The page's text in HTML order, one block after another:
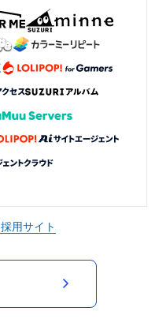
採用サイト